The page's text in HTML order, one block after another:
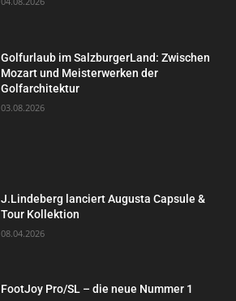
Golfurlaub im SalzburgerLand: Zwischen
Mozart und Meisterwerken der
Golfarchitektur
03.08.2026
J.Lindeberg lanciert Augusta Capsule &
Tour Kollektion
08.04.2026
FootJoy Pro/SL – die neue Nummer 1